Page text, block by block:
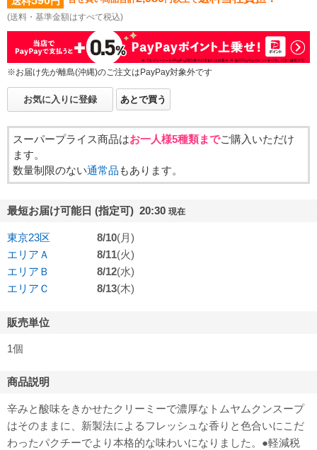
(送料・基準金額はすべて税込)
※お届け先が離島(沖縄)のご注文はPayPay対象外です
お気に入りに登録 あとで買う
スーパープライス商品はお一人様5種類までご購入いただけ
ます。
数量制限のない通常品 もあります。
最短お届け可能日 (指定可) 20:30 現在
東京23区 8/10(月)
エリアＡ
8/11(火)
エリアＢ
8/12(水)
エリアＣ
8/13(木)
販売単位
1個
商品説明
辛みと酸味をきかせたクリーミーで濃厚なトムヤムクンスープ
はそのままに、新製法によるフレッシュな香りと色合いにこだ
わったパクチーでより本格的な味わいになりました。●軽減税